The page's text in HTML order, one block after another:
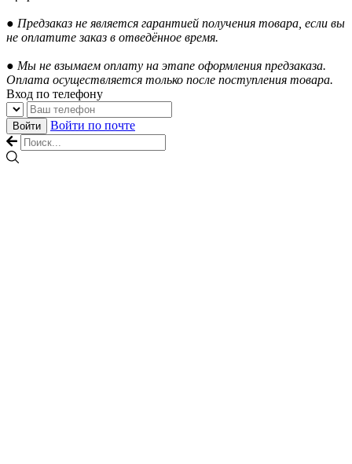
● Предзаказ не является гарантией получения товара, если вы
не оплатите заказ в отведённое время.
● Мы не взымаем оплату на этапе оформления предзаказа.
Оплата осуществляется только после поступления товара.
Вход по телефону
Войти Войти по почте